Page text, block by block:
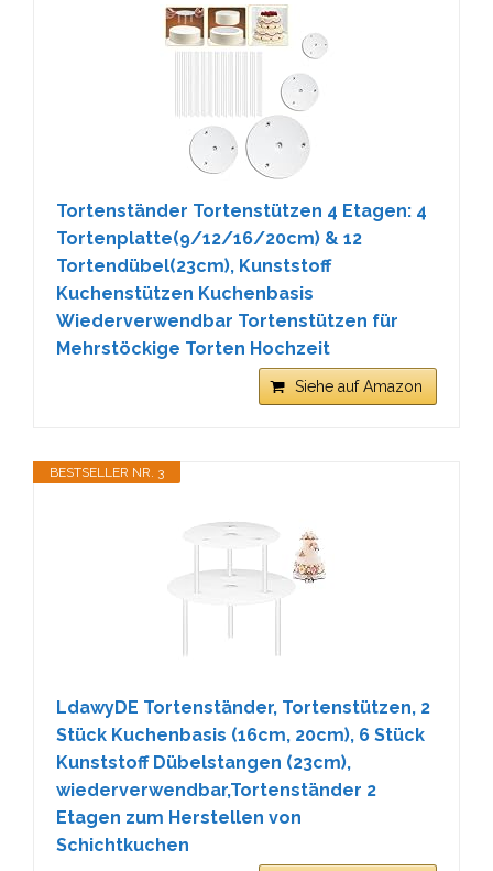
Tortenständer Tortenstützen 4 Etagen: 4
Tortenplatte(9/12/16/20cm) & 12
Tortendübel(23cm), Kunststoff
Kuchenstützen Kuchenbasis
Wiederverwendbar Tortenstützen für
Mehrstöckige Torten Hochzeit
Siehe auf Amazon
BESTSELLER NR. 3
LdawyDE Tortenständer, Tortenstützen, 2
Stück Kuchenbasis (16cm, 20cm), 6 Stück
Kunststoff Dübelstangen (23cm),
wiederverwendbar,Tortenständer 2
Etagen zum Herstellen von
Schichtkuchen